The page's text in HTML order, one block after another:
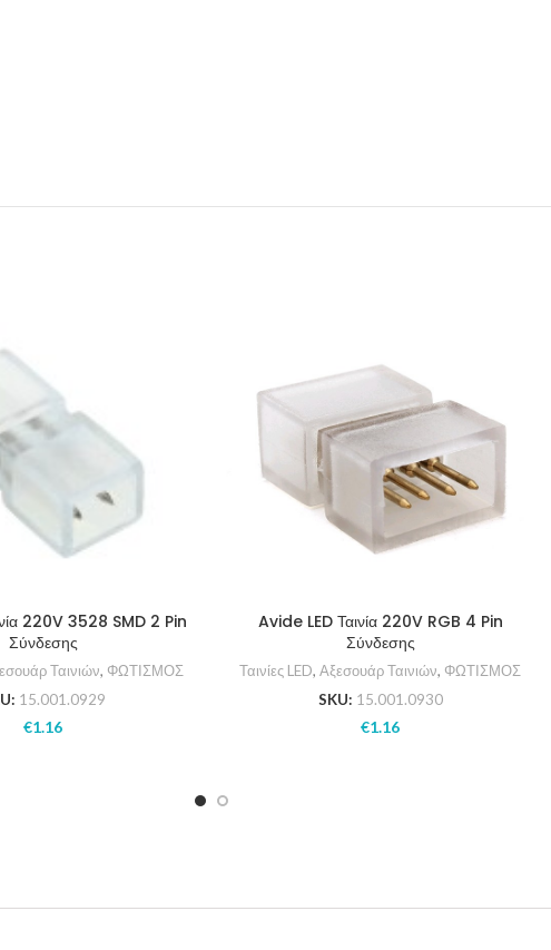
220V 3528 SMD 2 Pin
Σύνδεσης
Ταινιών, ΦΩΤΙΣΜΟΣ
15.001.0929
€1.16
Avide LED Ταινία 220V RGB 4 Pin
Σύνδεσης
Ταινίες LED, Αξεσουάρ Ταινιών, ΦΩΤΙΣΜΟΣ
SKU: 15.001.0930
€1.16